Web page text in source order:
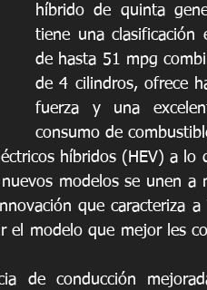
híbrido de quinta
tiene una clasificación
de hasta 51 mpg
de 4 cilindros, ofrece
fuerza y una
consumo de
híbridos (HEV) a lo
modelos se unen a
que caracteriza a
el modelo que mejor les
de conducción